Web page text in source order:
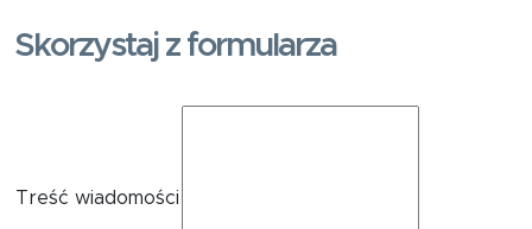
Skorzystaj z formularza
Treść wiadomości